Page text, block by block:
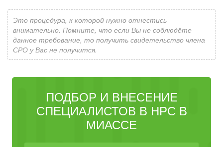
Это процедура, к которой нужно отнестись
внимательно. Помните, что если Вы не соблюдёте
данное требование, то получить свидетельство члена
СРО у Вас не получится.
ПОДБОР И ВНЕСЕНИЕ
СПЕЦИАЛИСТОВ В НРС В
МИАССЕ